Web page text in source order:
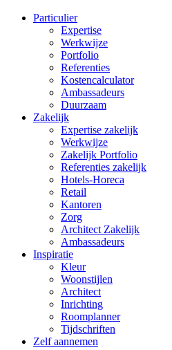
Particulier
Expertise
Werkwijze
Portfolio
Referenties
Kostencalculator
Ambassadeurs
Duurzaam
Zakelijk
Expertise zakelijk
Werkwijze
Zakelijk Portfolio
Referenties zakelijk
Hotels-Horeca
Retail
Kantoren
Zorg
Architect Zakelijk
Ambassadeurs
Inspiratie
Kleur
Woonstijlen
Architect
Inrichting
Roomplanner
Tijdschriften
Zelf aannemen